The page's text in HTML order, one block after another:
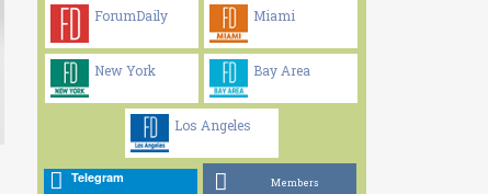
ForumDaily Miami
New York Bay Area
Los Angeles
Telegram Members